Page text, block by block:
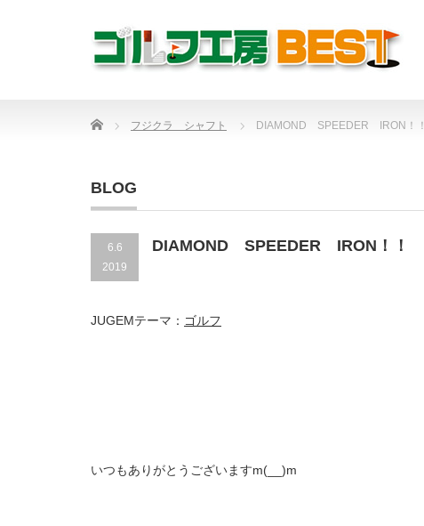
Home フジクラ シャフト DIAMOND SPEEDER IRON！！
BLOG
6.6
2019
DIAMOND SPEEDER IRON！！
JUGEMテーマ： ゴルフ
いつもありがとうございますm(__)m